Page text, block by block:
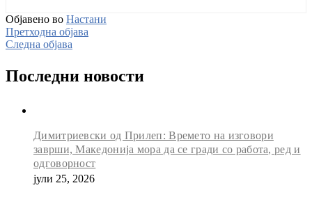
Објавено во Настани
Претходна објава
Следна објава
Последни новости
Димитриевски од Прилеп: Времето на изговори
заврши, Македонија мора да се гради со работа, ред и
одговорност
јули 25, 2026